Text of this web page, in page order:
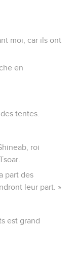
moi, car ils ont
en
tentes.
roi
part des
leur part. »
est grand